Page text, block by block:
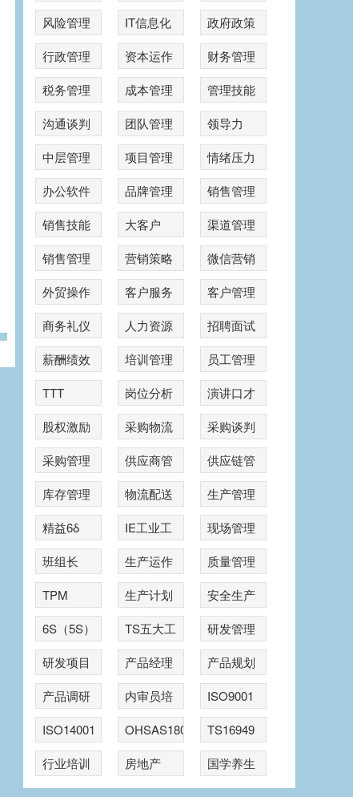
风险管理
IT信息化
公
政府政策
行政管理
资本运作
财务管理
税务管理
成本管理
管理技能
沟通谈判
团队管理
领导力
中层管理
项目管理
情绪压力
办公软件
品牌管理
销售管理
销售技能
大客户
渠道管理
销售管理
营销策略
微信营销
外贸操作
客户服务
客户管理
商务礼仪
人力资源
招聘面试
薪酬绩效
培训管理
员工管理
TTT
岗位分析
演讲口才
股权激励
采购物流
采购谈判
采购管理
供应商管
理
供应链管
理
库存管理 物流配送
生产管理
精益6δ
IE工业工
程
现场管理
班组长
生产运作
质量管理
TPM
生产计划
安全生产
6S（5S）
TS五大工
具
研发管理
研发项目
管理
产品经理
产品规划
产品调研
内审员培
训
ISO9001
ISO14001
OHSAS18001
TS16949
行业培训
房地产 国学养生